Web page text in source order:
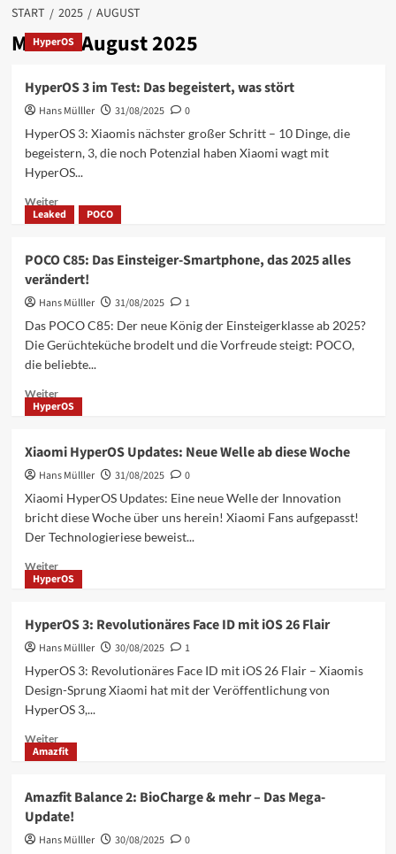
START 2025 AUGUST
Monat:August 2025
HyperOS
HyperOS 3 im Test: Das begeistert, was stört
Hans Mülller 31/08/2025
0
HyperOS 3: Xiaomis nächster großer Schritt – 10 Dinge, die
begeistern, 3, die noch Potenzial haben Xiaomi wagt mit
HyperOS...
WeiterMehr
Informationen
3
im
Test:
begeistert,
was
stört
Leaked POCO
POCO C85: Das Einsteiger-Smartphone, das 2025 alles
verändert!
Hans Mülller 31/08/2025
1
Das POCO C85: Der neue König der Einsteigerklasse ab 2025?
Die Gerüchteküche brodelt und die Vorfreude steigt: POCO,
die beliebte...
WeiterMehr
Informationen
C85:
Das
Einsteiger-
Smartphone,
das
2025
verändert!
HyperOS
Xiaomi HyperOS Updates: Neue Welle ab diese Woche
Hans Mülller 31/08/2025
0
Xiaomi HyperOS Updates: Eine neue Welle der Innovation
bricht diese Woche über uns herein! Xiaomi Fans aufgepasst!
Der Technologieriese beweist...
WeiterMehr
Informationen
HyperOS
Updates:
Neue
ab
diese
HyperOS
HyperOS 3: Revolutionäres Face ID mit iOS 26 Flair
Hans Mülller 30/08/2025
1
HyperOS 3: Revolutionäres Face ID mit iOS 26 Flair – Xiaomis
Design-Sprung Xiaomi hat mit der Veröffentlichung von
HyperOS 3,...
WeiterMehr
Informationen
3:
Revolutionäres
Face
Amazfit
Amazfit Balance 2: BioCharge & mehr – Das Mega-
Update!
Hans Mülller 30/08/2025
0